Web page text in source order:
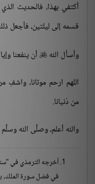
أكتفي بهذا، فالحديث
قسمه إلى ليلتين، فأجعل
وأسأل الله  أن ينفعنا
اللهم ارحم موتانا، واشفِ
من دُنيانا.
والله أعلم، وصلَّى الله
أخرجه الترمذي في
في فضل سورة الملك، برقم